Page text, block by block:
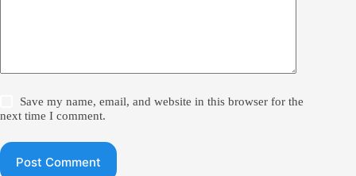
Save my name, email, and website in this browser for the
next time I comment.
Post Comment